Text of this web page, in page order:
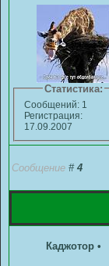
Статистика:
Сообщений: 1
Регистрация:
17.09.2007
Сообщение # 4
Каджотор •